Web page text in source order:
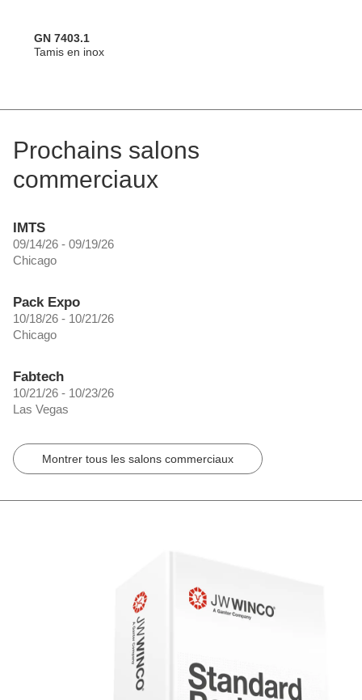
GN 7403.1
Tamis en inox
Prochains salons
commerciaux
IMTS
09/14/26 - 09/19/26
Chicago
Pack Expo
10/18/26 - 10/21/26
Chicago
Fabtech
10/21/26 - 10/23/26
Las Vegas
Montrer tous les salons commerciaux